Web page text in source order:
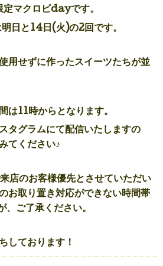
マクロビdayです。
日と14日(火)の2回です。
用せずに作ったスイーツたちが並
は11時からとなります。
タグラムにて配信いたしますの
てください♪
店のお客様優先とさせていただい
お取り置き対応ができない時間帯
ご了承ください。
しております！